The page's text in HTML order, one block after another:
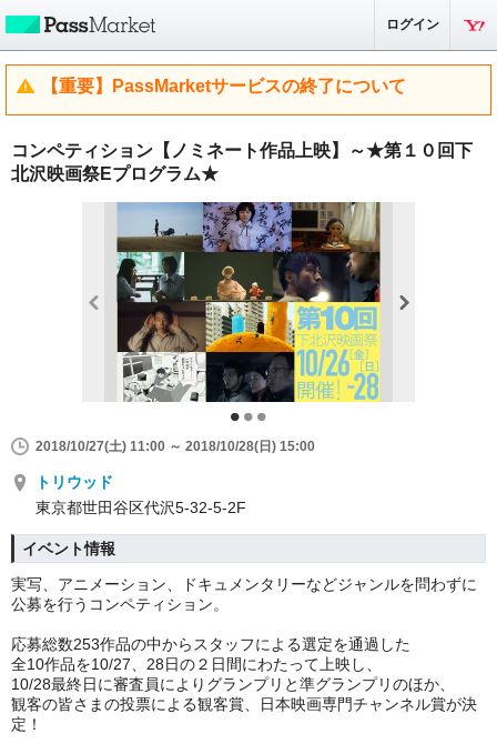
ログイン
【重要】PassMarketサービスの終了について
コンペティション【ノミネート作品上映】～★第１０回下
北沢映画祭Eプログラム★
2018/10/27(土) 11:00 ～ 2018/10/28(日) 15:00
トリウッド
東京都世田谷区代沢5-32-5-2F
イベント情報
実写、アニメーション、ドキュメンタリーなどジャンルを問わずに
公募を行うコンペティション。
応募総数253作品の中からスタッフによる選定を通過した
全10作品を10/27、28日の２日間にわたって上映し、
10/28最終日に審査員によりグランプリと準グランプリのほか、
観客の皆さまの投票による観客賞、日本映画専門チャンネル賞が決
定！